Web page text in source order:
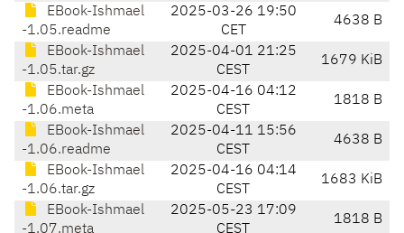
EBook-Ishmael
-1.05.readme
2025-03-26 19:50
CET
4638 B
EBook-Ishmael
-1.05.tar.gz
2025-04-01 21:25
CEST
1679 KiB
EBook-Ishmael
-1.06.meta
2025-04-16 04:12
CEST
1818 B
EBook-Ishmael
-1.06.readme
2025-04-11 15:56
CEST
4638 B
EBook-Ishmael
-1.06.tar.gz
2025-04-16 04:14
CEST
1683 KiB
EBook-Ishmael
-1.07.meta
2025-05-23 17:09
CEST
1818 B